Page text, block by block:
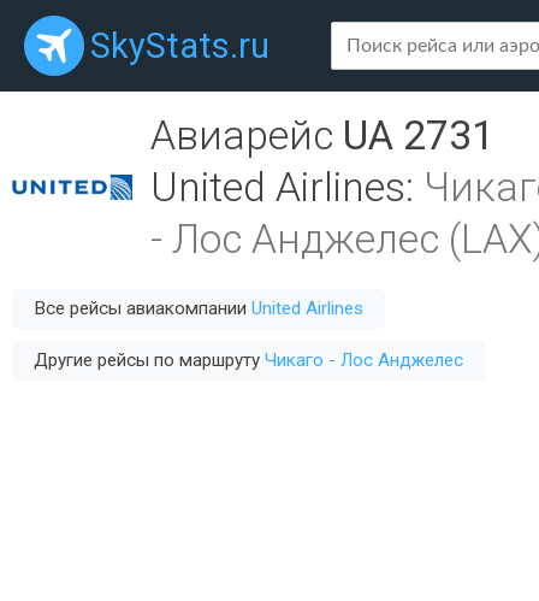
SkyStats.ru
Авиарейс UA 2731
United Airlines:
- Лос Анджелес
Все рейсы авиакомпании United Airlines
Другие рейсы по маршруту Чикаго - Лос Анджелес